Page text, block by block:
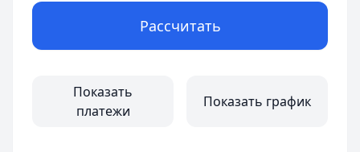
Рассчитать
Показать
платежи
Показать график